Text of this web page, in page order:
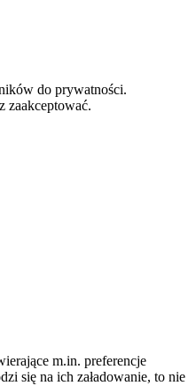
do prywatności.
zaakceptować.
m.in. preferencje
się na ich załadowanie, to nie